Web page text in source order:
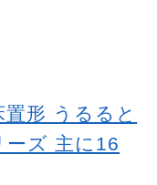
形 うるると
ーズ 主に16